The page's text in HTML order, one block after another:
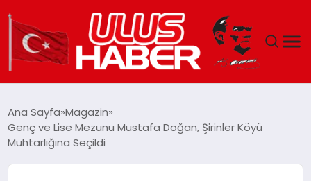
DÜNYA
Ana Sayfa Magazin
Genç ve Lise Mezunu Mustafa Doğan, Şirinler Köyü
Muhtarlığına Seçildi